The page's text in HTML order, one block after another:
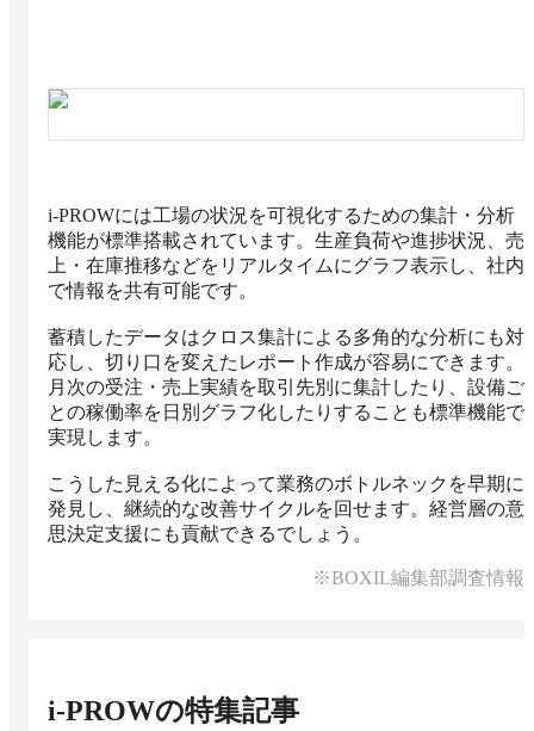
i-PROWには工場の状況を可視化するための集計・分析
機能が標準搭載されています。生産負荷や進捗状況、売
上・在庫推移などをリアルタイムにグラフ表示し、社内
で情報を共有可能です。
蓄積したデータはクロス集計による多角的な分析にも対
応し、切り口を変えたレポート作成が容易にできます。
月次の受注・売上実績を取引先別に集計したり、設備ご
との稼働率を日別グラフ化したりすることも標準機能で
実現します。
こうした見える化によって業務のボトルネックを早期に
発見し、継続的な改善サイクルを回せます。経営層の意
思決定支援にも貢献できるでしょう。
※BOXIL編集部調査情報
i-PROWの特集記事